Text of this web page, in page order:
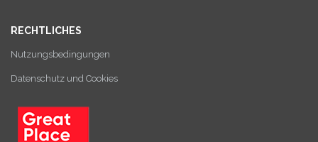
RECHTLICHES
Nutzungsbedingungen
Datenschutz und Cookies